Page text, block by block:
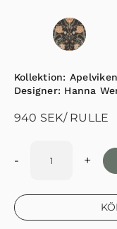
Kollektion: Apelviken
Designer: Hanna
940 SEK/ RULLE
- +